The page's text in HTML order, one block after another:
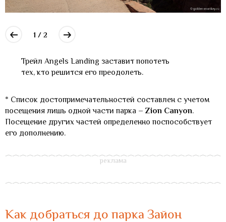
1 / 2
Трейл Angels Landing заставит попотеть
тех, кто решится его преодолеть.
* Список достопримечательностей составлен с учетом
посещения лишь одной части парка – Zion Canyon.
Посещение других частей определенно поспособствует
его дополнению.
Как добраться до парка Зайон